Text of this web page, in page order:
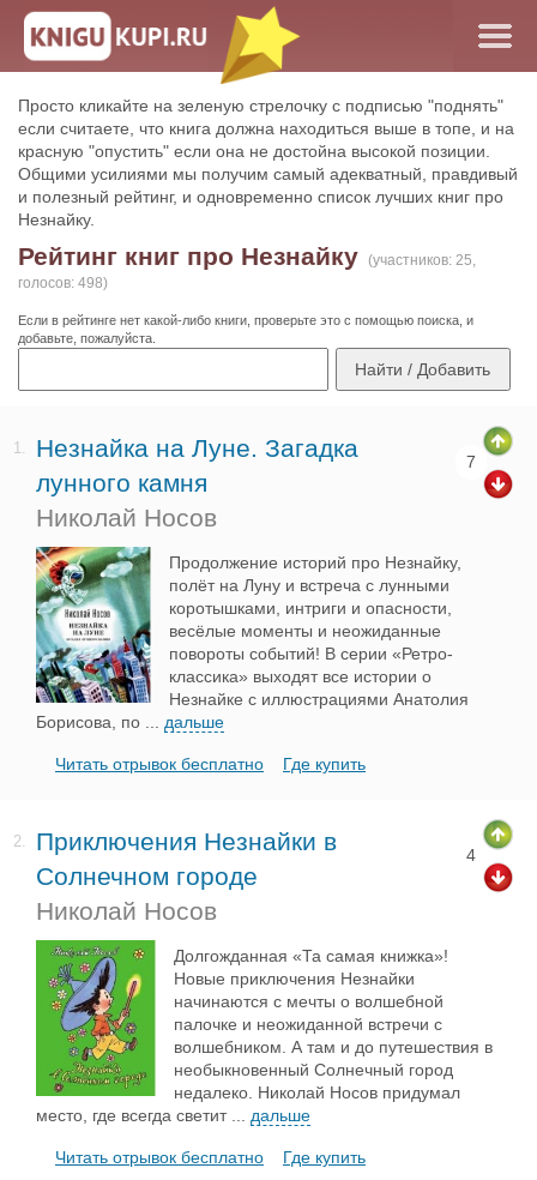
Просто кликайте на зеленую стрелочку с подписью "поднять"
если считаете, что книга должна находиться выше в топе, и на
красную "опустить" если она не достойна высокой позиции.
Общими усилиями мы получим самый адекватный, правдивый
и полезный рейтинг, и одновременно список лучших книг про
Незнайку.
Рейтинг книг про Незнайку (участников: 25,
голосов: 498)
Если в рейтинге нет какой-либо книги, проверьте это с помощью поиска, и
добавьте, пожалуйста.
1.
Незнайка на Луне. Загадка
лунного камня
Николай Носов
7
Продолжение историй про Незнайку,
полёт на Луну и встреча с лунными
коротышками, интриги и опасности,
весёлые моменты и неожиданные
повороты событий! В серии «Ретро-
классика» выходят все истории о
Незнайке с иллюстрациями Анатолия
Борисова, по
дальше
Читать отрывок бесплатно Где купить
2.
Приключения Незнайки в
Солнечном городе
Николай Носов
4
Долгожданная «Та самая книжка»!
Новые приключения Незнайки
начинаются с мечты о волшебной
палочке и неожиданной встречи с
волшебником. А там и до путешествия в
необыкновенный Солнечный город
недалеко. Николай Носов придумал
место, где всегда светит
дальше
Читать отрывок бесплатно Где купить